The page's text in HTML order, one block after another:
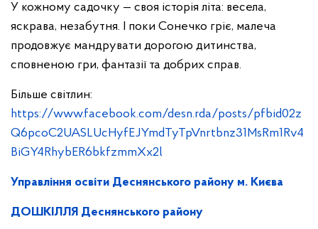
У кожному садочку — своя історія літа: весела,
яскрава, незабутня. І поки Сонечко гріє, малеча
продовжує мандрувати дорогою дитинства,
сповненою гри, фантазії та добрих справ.
Більше світлин:
https://www.facebook.com/desn.rda/posts/pfbid02z
Q6pcoC2UASLUcHyfEJYmdTyTpVnrtbnz31MsRm1Rv4
BiGY4RhybER6bkfzmmXx2l
Управління освіти Деснянського району м. Києва
ДОШКІЛЛЯ Деснянського району